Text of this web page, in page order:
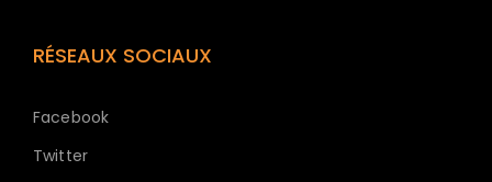
RÉSEAUX SOCIAUX
Facebook
Twitter